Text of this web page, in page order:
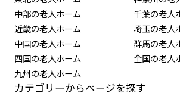
中部の老人ホーム
近畿の老人ホーム
中国の老人ホーム
四国の老人ホーム
九州の老人ホーム
千葉の老人
埼玉の老人
群馬の老人
全国の老人
カテゴリーからページを探す